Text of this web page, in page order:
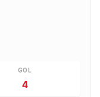
GOL
4